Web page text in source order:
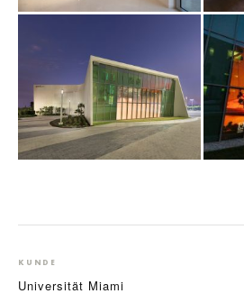
KUNDE
Universität Miami